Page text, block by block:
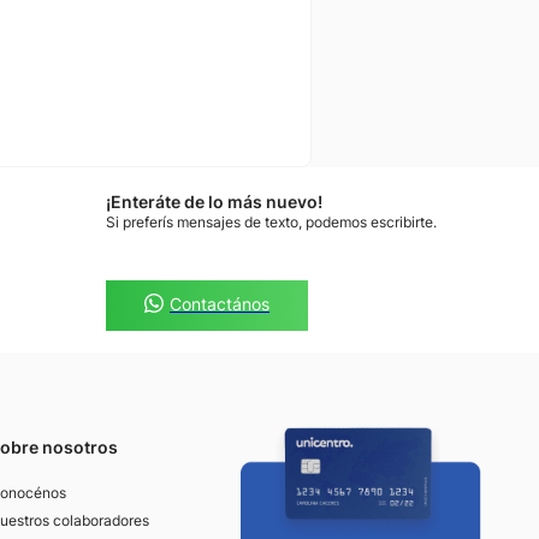
¡Enteráte de lo más nuevo!
Si preferís mensajes de texto, podemos escribirte.
Contactános
nosotros
colaboradores